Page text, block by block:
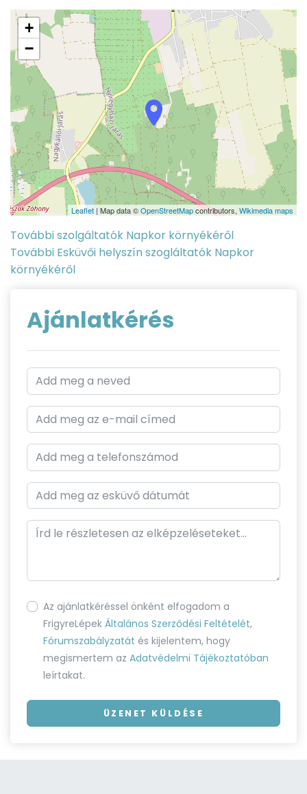
+
−
Leaflet| Map data ©OpenStreetMapcontributors, Wikimedia maps
További szolgáltatók Napkor környékéről
További Esküvői helyszín szogláltatók Napkor
környékéről
Ajánlatkérés
Az ajánlatkéréssel önként elfogadom a
FrigyreLépek Általános Szerződési Feltételét,
Fórumszabályzatát és kijelentem, hogy
megismertem az Adatvédelmi Tájékoztatóban
leírtakat.
ÜZENET KÜLDÉSE